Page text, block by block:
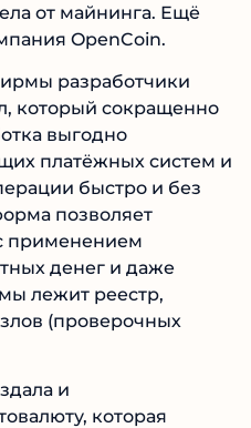
от майнинга. Ещё
OpenCoin.
разработчики
который сокращенно
выгодно
платёжных систем и
быстро и без
позволяет
применением
денег и даже
лежит реестр,
(проверочных
и
которая